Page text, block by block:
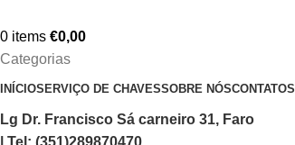
0 items €0,00
Categorias
INÍCIOSERVIÇO DE CHAVESSOBRE NÓSCONTATOS
Lg Dr. Francisco Sá carneiro 31, Faro
| Tel: (351)289870470